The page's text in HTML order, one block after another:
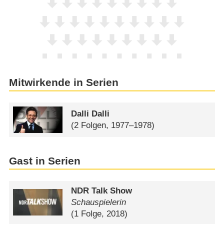
Mitwirkende in Serien
Dalli Dalli
(2 Folgen, 1977–1978)
Gast in Serien
NDR Talk Show
Schauspielerin
(1 Folge, 2018)